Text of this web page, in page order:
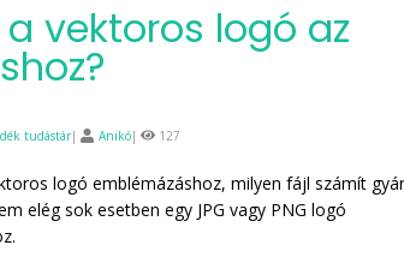
vektoros logó az
tudástár| Anikó| 127
logó emblémázáshoz, milyen fájl számít
elég sok esetben egy JPG vagy PNG logó